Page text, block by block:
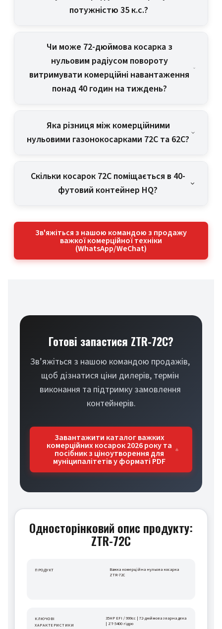
потужністю 35 к.с.?
Чи може 72-дюймова косарка з
нульовим радіусом повороту
витримувати комерційні навантаження
понад 40 годин на тиждень?
Яка різниця між комерційними
нульовими газонокосарками 72C та 62C?
Скільки косарок 72C поміщається в 40-
футовий контейнер HQ?
Зв'яжіться з нашою командою з продажу
важкої комерційної техніки
(WhatsApp/WeChat)
Готові запастися ZTR-72C?
Зв’яжіться з нашою командою продажів,
щоб дізнатися ціни дилерів, термін
виконання та підтримку замовлення
контейнерів.
Завантажити каталог важких
комерційних косарок 2026 року та
посібник з ціноутворення для
муніципалітетів у форматі PDF
Односторінковий опис продукту:
ZTR-72C
ПРОДУКТ
Важка комерційна нульова косарка
ZTR-72C
КЛЮЧОВІ
ХАРАКТЕРИСТИКИ
35HP EFI / 999cc | 72-дюймова зварна дека
| ZT-5400 гідро